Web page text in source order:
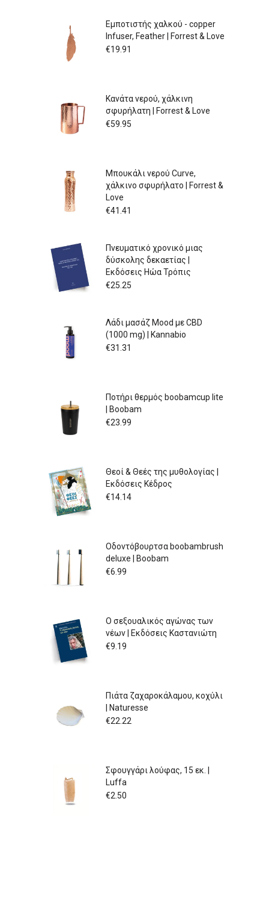
Εμποτιστής χαλκού - copper
Infuser, Feather | Forrest & Love
€19.91
Κανάτα νερού, χάλκινη
σφυρήλατη | Forrest & Love
€59.95
Μπουκάλι νερού Curve,
χάλκινο σφυρήλατο | Forrest &
Love
€41.41
Πνευματικό χρονικό μιας
δύσκολης δεκαετίας |
Εκδόσεις Ηώα Τρόπις
€25.25
Λάδι μασάζ Mood με CBD
(1000 mg) | Kannabio
€31.31
Ποτήρι θερμός boobamcup lite
| Boobam
€23.99
Θεοί & Θεές της μυθολογίας |
Εκδόσεις Κέδρος
€14.14
Οδοντόβουρτσα boobambrush
deluxe | Boobam
€6.99
Ο σεξουαλικός αγώνας των
νέων | Εκδόσεις Καστανιώτη
€9.19
Πιάτα ζαχαροκάλαμου, κοχύλι
| Naturesse
€22.22
Σφουγγάρι λούφας, 15 εκ. |
Luffa
€2.50